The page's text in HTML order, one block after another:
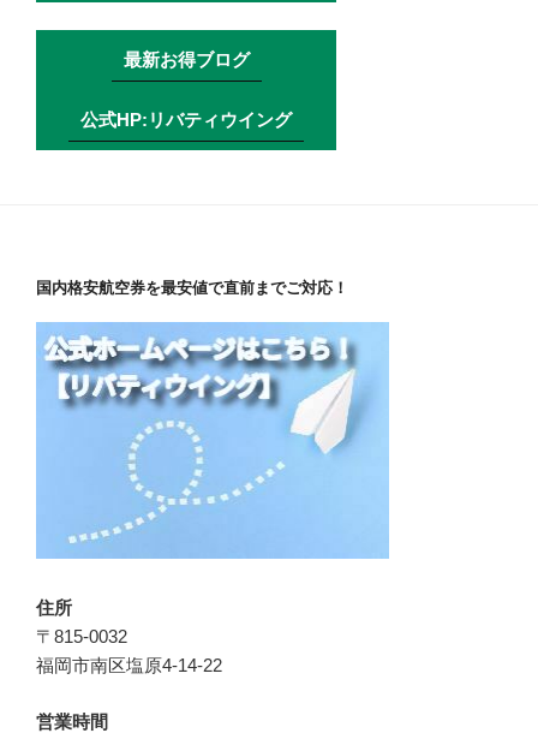
最新お得ブログ
公式HP:リバティウイング
国内格安航空券を最安値で直前までご対応！
住所
〒815-0032
福岡市南区塩原4-14-22
営業時間